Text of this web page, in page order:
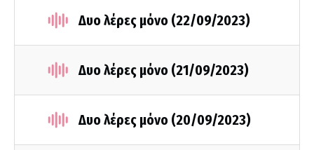
Δυο λέρες μόνο (22/09/2023)
Δυο λέρες μόνο (21/09/2023)
Δυο λέρες μόνο (20/09/2023)